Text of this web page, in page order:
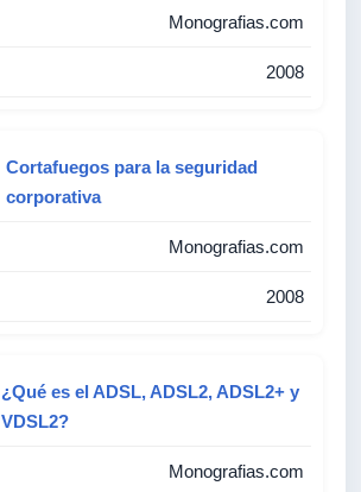
Monografias.com
2008
Cortafuegos para la seguridad
corporativa
Monografias.com
2008
¿Qué es el ADSL, ADSL2, ADSL2+ y
VDSL2?
Monografias.com